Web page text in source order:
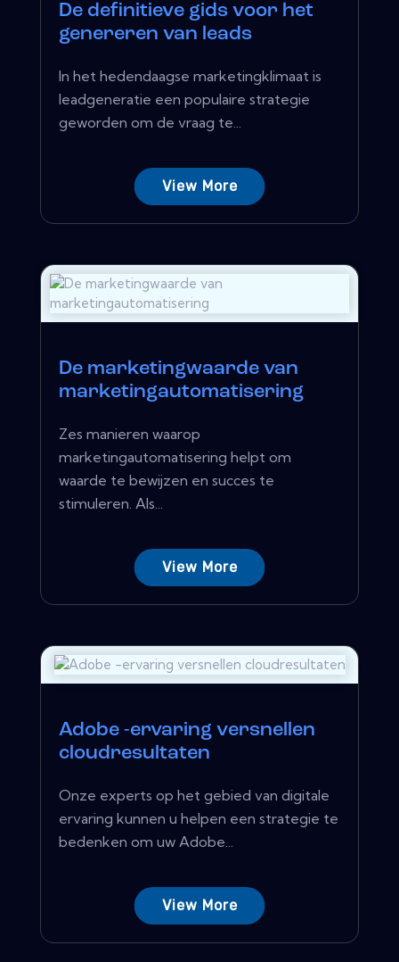
De definitieve gids voor het
genereren van leads
In het hedendaagse marketingklimaat is
leadgeneratie een populaire strategie
geworden om de vraag te...
View More
De marketingwaarde van
marketingautomatisering
Zes manieren waarop
marketingautomatisering helpt om
waarde te bewijzen en succes te
stimuleren. Als...
View More
Adobe -ervaring versnellen
cloudresultaten
Onze experts op het gebied van digitale
ervaring kunnen u helpen een strategie te
bedenken om uw Adobe...
View More